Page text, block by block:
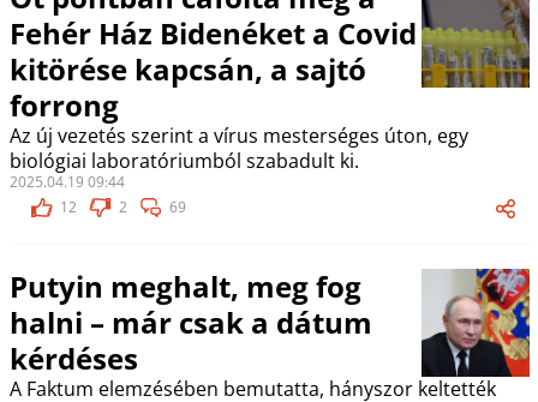
Fehér Ház Bidenéket a Covid
kitörése kapcsán, a sajtó
forrong
Az új vezetés szerint a vírus mesterséges úton, egy
biológiai laboratóriumból szabadult ki.
2025.04.19 09:44
12
2 69
Putyin meghalt, meg fog
halni – már csak a dátum
kérdéses
A Faktum elemzésében bemutatta, hányszor keltették